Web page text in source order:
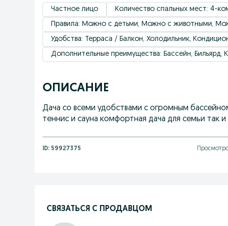
Частное лицо
Количество спальных мест: 4-
Правила: Можно с детьми, Можно с животными,
Удобствa: Терраса / Балкон, Холодильник,
Дополнительные преимущества: Бассейн, Бильярд,
ОПИСАНИЕ
Дача со всеми удобствами с огромным
теннис и сауна комфортная дача для семьи так и
ID: 59927375
СВЯЗАТЬСЯ С ПРОДАВЦОМ